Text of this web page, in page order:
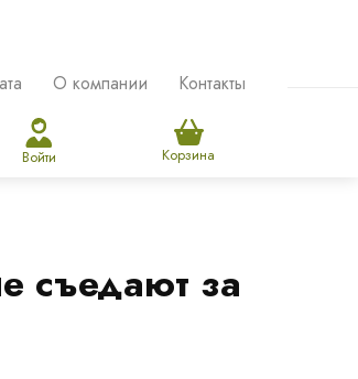
О компании Контакты
Войти Корзина
съедают за